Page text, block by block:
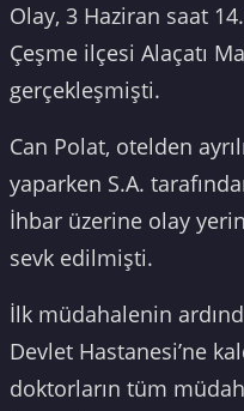
Olay, 3 Haziran saat
Çeşme ilçesi Alaçatı
gerçekleşmişti.
Can Polat, otelden
yaparken S.A.
İhbar üzerine olay
sevk edilmişti.
İlk müdahalenin
Devlet Hastanesi’ne
doktorların tüm